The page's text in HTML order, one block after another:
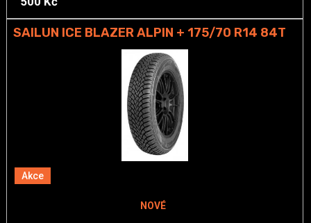
Akce
SAILUN ICE BLAZER ALPIN + 175/70 R14 84T
NOVÉ